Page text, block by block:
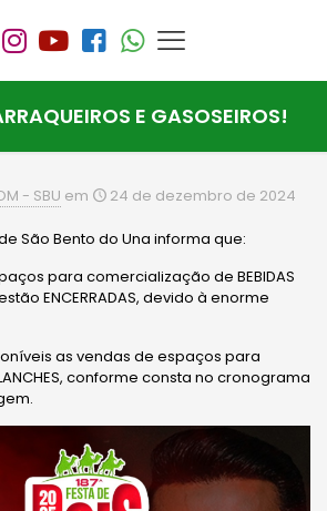
E GASOSEIROS!
- SBU em 24 de dezembro de 2024
São Bento do Una informa que:
para comercialização de BEBIDAS
ENCERRADAS, devido à enorme
as vendas de espaços para
conforme consta no cronograma